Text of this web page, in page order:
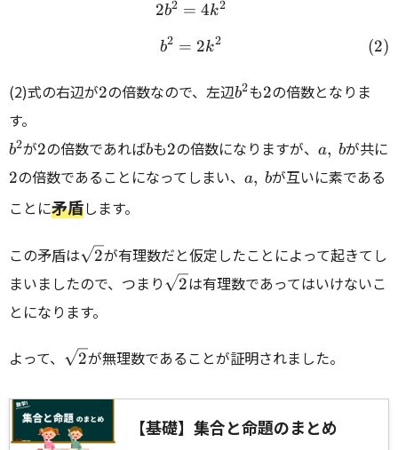
\begin{array}{rcl}
2b2 = 4k2
\begin{align}
b2 = 2k2
(2)式の右辺が2
2の倍数なので、左辺b^2
b2も2
2の倍数となりま
す。
b^2
b2が2
2の倍数であればb
bも2
2の倍数になりますが、 a,
~b
a, bが共に
2の倍数であることになってしまい、 a,
~b
a, bが互いに素である
ことに矛盾します。
この矛盾は\sqrt{2}
2が有理数だと仮定したことによって起きてし
まいましたので、つまり\sqrt{2}
2は有理数であってはいけないこ
とになります。
よって、 \sqrt{2}
2が無理数であることが証明されました。
【基礎】集合と命題のまとめ